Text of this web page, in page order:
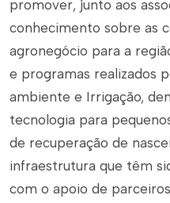
promover, junto aos
conhecimento sobre as
agronegócio para a
e programas realizados
ambiente e Irrigação,
tecnologia para
de recuperação de
infraestrutura que têm
com o apoio de